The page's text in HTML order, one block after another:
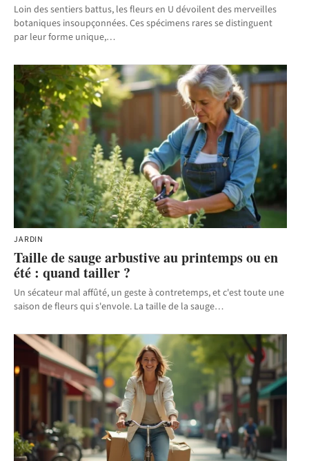
Loin des sentiers battus, les fleurs en U dévoilent des merveilles
botaniques insoupçonnées. Ces spécimens rares se distinguent
par leur forme unique,…
JARDIN
Taille de sauge arbustive au printemps ou en
été : quand tailler ?
Un sécateur mal affûté, un geste à contretemps, et c'est toute une
saison de fleurs qui s'envole. La taille de la sauge…